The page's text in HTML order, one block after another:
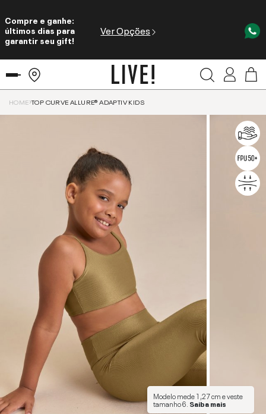
Compre e ganhe:
últimos dias para
garantir seu gift!
Ver Opções
HOME TOP CURVE ALLURE® ADAPTIV KIDS
Modelo mede1,27 cme veste
tamanho6 Saiba mais